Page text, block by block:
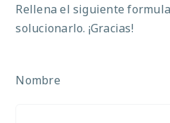
Rellena el siguiente
solucionarlo. ¡Gracias!
Nombre